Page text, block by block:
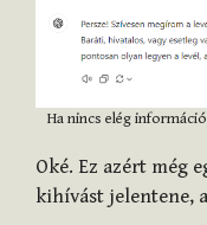
Ha nincs elég
Oké. Ez azért még
kihívást jelentene,